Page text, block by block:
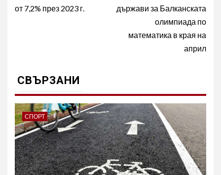
от 7,2% през 2023 г.
държави за Балканската
олимпиада по
математика в края на
април
СВЪРЗАНИ
СПОРТ